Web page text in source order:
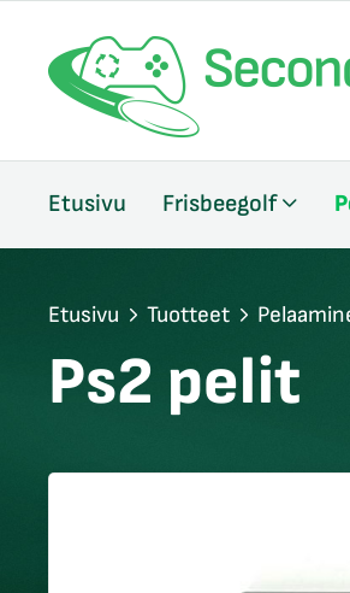
Etusivu Frisbeegolf
Etusivu Tuotteet
Ps2 pelit
sulje
sulje
sulje